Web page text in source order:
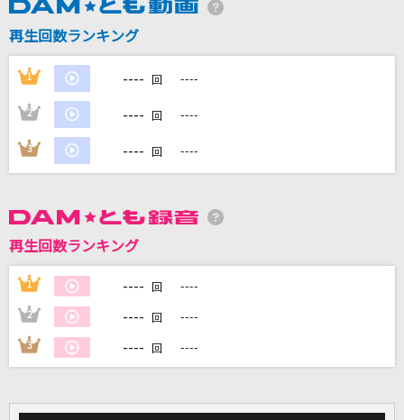
Laughing Hick
SOUVENIR(「SPY×FAMILY」アニメバージョン)
BUMP OF CHICKEN
[プロオケ]ごめんね…
高橋真梨子
Mrs. GREEN APPLE
明日晴れるかな
桑田佳祐
再生回数ランキング
1 ---- 回 ----
2 ---- 回 ----
3 ---- 回 ----
再生回数ランキング
1 ---- 回 ----
2 ---- 回 ----
3 ---- 回 ----